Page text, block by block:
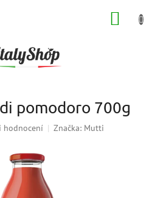
pomodoro 700g
hodnocení Značka: Mutti